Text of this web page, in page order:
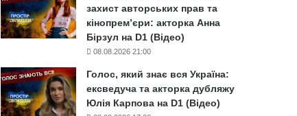
захист авторських прав та
кінопрем’єри: акторка Анна
Бірзул на D1 (Відео)
08.08.2026 21:00
Голос, який знає вся Україна:
ексведуча та акторка дубляжу
Юлія Карпова на D1 (Відео)